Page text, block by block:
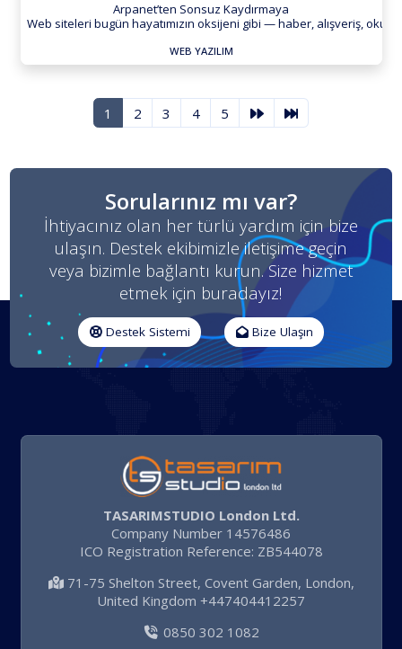
Arpanet’ten Sonsuz Kaydırmaya
Web siteleri bugün hayatımızın oksijeni gibi — haber, alışveriş,
WEB YAZILIM
1 2 3 4 5
Sorularınız mı var?
İhtiyacınız olan her türlü yardım için bize
ulaşın. Destek ekibimizle iletişime geçin
veya bizimle bağlantı kurun. Size hizmet
etmek için buradayız!
Destek Sistemi Bize Ulaşın
TASARIMSTUDIO London Ltd.
Company Number 14576486
ICO Registration Reference: ZB544078
71-75 Shelton Street, Covent Garden, London,
United Kingdom +447404412257
0850 302 1082